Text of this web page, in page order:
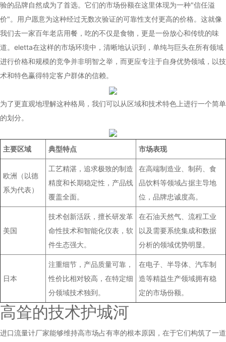
验的品牌自然成为了首选。它们的市场份额在这里体现为一种"信任溢
价"。用户愿意为这种经过无数次验证的可靠性支付更高的价格。这就像
我们去一家百年老店用餐，吃的不仅是食物，更是一份放心和传统的味
道。eletta在这样的市场环境中，清晰地认识到，单纯与巨头在所有领域
进行价格和规模的竞争并非明智之举，而更应专注于自身优势领域，以技
术和特色赢得特定客户群体的信赖。
为了更直观地理解这种格局，我们可以从区域和技术特色上进行一个简单
的划分。
主要区域 典型特点 市场表现
欧洲（以德
系为代表）
工艺精湛，追求极致的制造
精度和长期稳定性，产品线
覆盖全面。
在高端制造业、制药、食
品饮料等领域占据主导地
位，品牌忠诚度高。
美国
技术创新活跃，擅长研发革
命性技术和智能化仪表，软
件生态强大。
在石油天然气、流程工业
以及需要系统集成和数据
分析的领域优势明显。
日本
注重细节，产品质量可靠，
性价比相对较高，在特定细
分领域技术独到。
在电子、半导体、汽车制
造等精益生产领域拥有稳
定的市场份额。
高耸的技术护城河
进口流量计厂家能够维持高市场占有率的根本原因，在于它们构筑了一道